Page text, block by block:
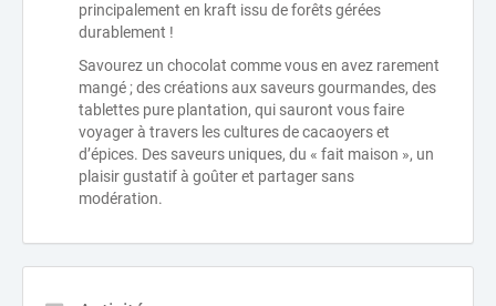
principalement en kraft issu de forêts gérées
durablement !
Savourez un chocolat comme vous en avez rarement
mangé ; des créations aux saveurs gourmandes, des
tablettes pure plantation, qui sauront vous faire
voyager à travers les cultures de cacaoyers et
d’épices. Des saveurs uniques, du « fait maison », un
plaisir gustatif à goûter et partager sans
modération.